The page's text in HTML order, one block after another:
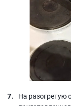
На разогретую